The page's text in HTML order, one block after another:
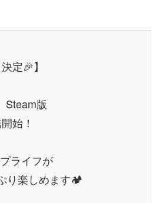
定🎉】
Steam版
始！
ライフが
り楽しめます🏕️